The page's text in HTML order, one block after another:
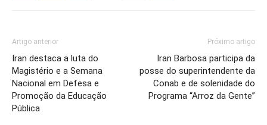
Artigo anterior
Iran destaca a luta do
Magistério e a Semana
Nacional em Defesa e
Promoção da Educação
Pública
Próximo artigo
Iran Barbosa participa da
posse do superintendente da
Conab e de solenidade do
Programa “Arroz da Gente”